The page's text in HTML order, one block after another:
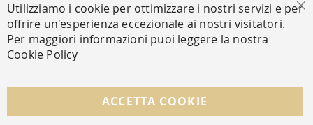
SECURE PAYMENTS
FOLLOW US ON SOCIAL MEDIA
Utilizziamo i cookie per ottimizzare i nostri servizi e per
offrire un'esperienza eccezionale ai nostri visitatori.
Per maggiori informazioni puoi leggere la nostra
Cookie Policy
ACCETTA COOKIE